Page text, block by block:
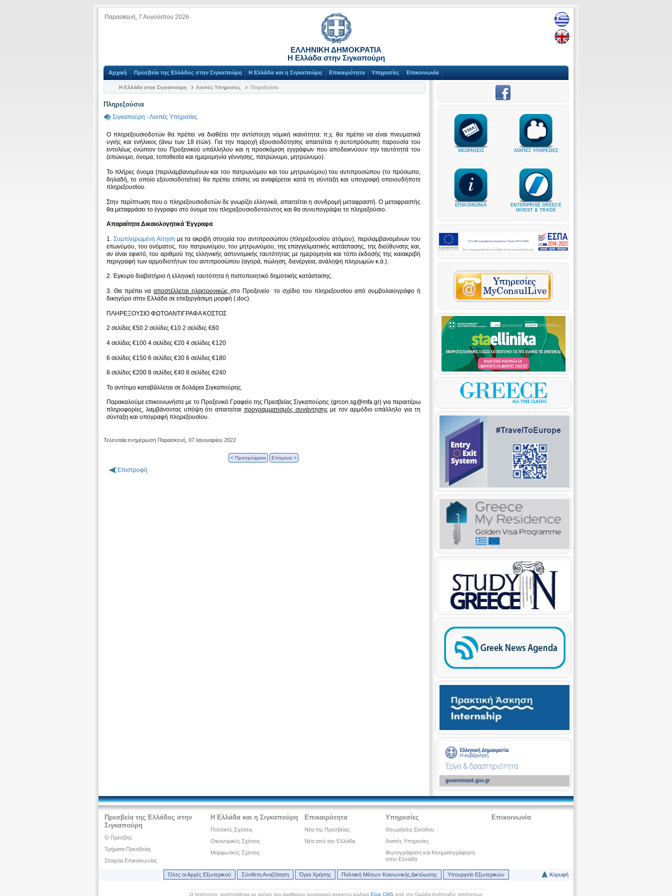
Παρασκευή, 7 Αυγούστου 2026
ΕΛΛΗΝΙΚΗ ΔΗΜΟΚΡΑΤΙΑ
Η Ελλάδα στην Σιγκαπούρη
Αρχική Πρεσβεία της Ελλάδος στην Σιγκαπούρη Η Ελλάδα και η Σιγκαπούρη Επικαιρότητα Υπηρεσίες Επικοινωνία
Η Ελλάδα στην Σιγκαπούρη Λοιπές Υπηρεσίες Πληρεξούσια
Πληρεξούσια
Σιγκαπούρη -Λοιπές Υπηρεσίες
Ο πληρεξουσιοδοτών θα πρέπει να διαθέτει την αντίστοιχη νομική ικανότητα: π.χ. θα πρέπει να είναι πνευματικά
υγιής και ενήλικος (άνω των 18 ετών). Για την παροχή εξουσιοδότησης απαιτείται η αυτοπρόσωπη παρουσία του
εντολέως ενώπιον του Προξενικού υπάλληλου και η προσκόμιση εγγράφων που αποδεικνύουν την ταυτότητά του
(επώνυμο, όνομα, τοποθεσία και ημερομηνία γέννησης, πατρώνυμο, μητρώνυμο).
Το πλήρες όνομα (περιλαμβανομένων και του πατρωνύμου και του μητρωνύμου) του αντιπροσώπου (το πρόσωπο,
δηλαδή, το οποίο εξουσιοδοτείται) θα πρέπει επίσης να αναφέρεται κατά τη σύνταξη και υπογραφή οποιουδήποτε
πληρεξουσίου.
Στην περίπτωση που ο πληρεξουσιοδοτών δε γνωρίζει ελληνικά, απαιτείται η συνδρομή μεταφραστή. Ο μεταφραστής
θα μεταφράσει το έγγραφο στο όνομα του πληρεξουσιοδοτούντος και θα συνυπογράψει το πληρεξούσιο.
Απαραίτητα Δικαιολογητικά Έγγραφα
1. Συμπληρωμένη Αίτηση με τα ακριβή στοιχεία του αντιπροσώπου (πληρεξουσίου ατόμου), περιλαμβανομένων του
επωνύμου, του ονόματος, του πατρωνύμου, του μητρωνύμου, της επαγγελματικής κατάστασης, της διεύθυνσης και,
αν είναι εφικτό, του αριθμού της ελληνικής αστυνομικής ταυτότητας με ημερομηνία και τόπο έκδοσής της καιακριβή
περιγραφή των αρμοδιοτήτων του αντιπροσώπου (αγορά, πώληση, διενέργεια, ανάληψη πληρωμών κ.ά.).
2. Έγκυρο διαβατήριο ή ελληνική ταυτότητα ή πιστοποιητικό δημοτικής κατάστασης.
3. Θα πρέπει νααποστέλλεται ηλεκτρονικώς στο Προξενείο το σχέδιο του πληρεξουσίου από συμβολαιογράφο ή
δικηγόρο στην Ελλάδα σε επεξεργάσιμη μορφή (.doc).
ΠΛΗΡΕΞΟΥΣΙΟ ΦΩΤΟΑΝΤΙΓΡΑΦΑ ΚΟΣΤΟΣ
2 σελίδες €50 2 σελίδες €10 2 σελίδες €60
4 σελίδες €100 4 σελίδες €20 4 σελίδες €120
6 σελίδες €150 6 σελίδες €30 6 σελίδες €180
8 σελίδες €200 8 σελίδες €40 8 σελίδες €240
Το αντίτιμο καταβάλλεται σε δολάρια Σιγκαπούρης.
Παρακαλούμε επικοινωνήστε με το Προξενικό Γραφείο της Πρεσβείας Σιγκαπούρης (grcon.sg@mfa.gr) για περαιτέρω
πληροφορίες, λαμβάνοντας υπόψη ότι απαιτείται προγραμματισμός συνάντησης με τον αρμόδιο υπάλληλο για τη
σύνταξη και υπογραφή πληρεξουσίου.
Τελευταία ενημέρωση Παρασκευή, 07 Ιανουαρίου 2022
< Προηγούμενα Επόμενα >
Επιστροφή
ΘΕΩΡΗΣΕΙΣ ΛΟΙΠΕΣ ΥΠΗΡΕΣΙΕΣ
ΕΠΙΚΟΙΝΩΝΙΑ
ENTERPRISE GREECE
INVEST & TRADE
Πρεσβεία της Ελλάδος στην
Σιγκαπούρη
O Πρέσβης
Τμήματα Πρεσβείας
Στοιχεία Επικοινωνίας
Η Ελλάδα και η Σιγκαπούρη
Πολιτικές Σχέσεις
Οικονομικές Σχέσεις
Μορφωτικές Σχέσεις
Επικαιρότητα
Νέα της Πρεσβείας
Νέα από την Ελλάδα
Υπηρεσίες
Θεωρήσεις Εισόδου
Λοιπές Υπηρεσίες
Φωτογράφηση και Κινηματογράφηση
στην Ελλάδα
Επικοινωνία
Όλες οι Αρχές Εξωτερικού Σύνθετη Αναζήτηση Όροι Χρήσης Πολιτική Μέσων Κοινωνικής Δικτύωσης Υπουργείο Εξωτερικών Κορυφή
Ο Ιστότοπος αναπτύχθηκε με χρήση του ελεύθερου λογισμικού ανοικτού κώδικα Elxis CMS από την Ομάδα Ανάπτυξης Ιστότοπων